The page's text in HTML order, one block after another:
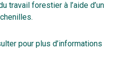
travail forestier à l’aide d’un
pour plus d’informations